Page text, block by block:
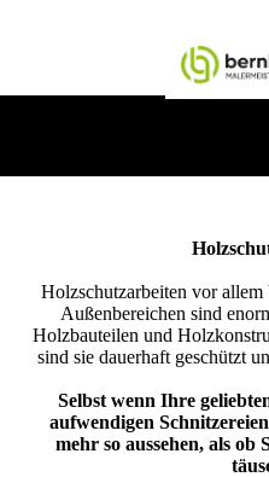
Holzschutzarbeiten vor allem
Außenbereichen sind
Holzbauteilen und
sind sie dauerhaft geschützt
Selbst wenn Ihre
aufwendigen
mehr so aussehen, als ob